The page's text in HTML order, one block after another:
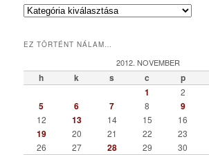
K
e
r
EZ TÖRTÉNT NÁLAM…
2012. NOVEMBER
h k s c p
1 2
5
6 7 8 9
12 13 14 15 16
19 20 21 22 23
26
27 28 29 30